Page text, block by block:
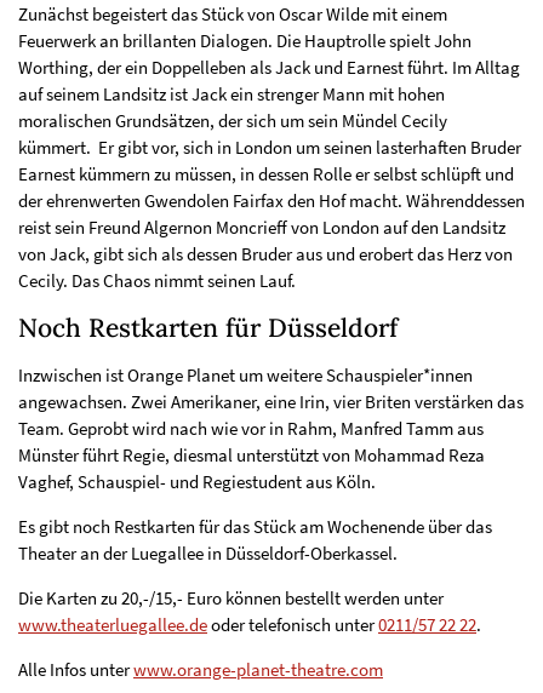
Zunächst begeistert das Stück von Oscar Wilde mit einem
Feuerwerk an brillanten Dialogen. Die Hauptrolle spielt John
Worthing, der ein Doppelleben als Jack und Earnest führt. Im Alltag
auf seinem Landsitz ist Jack ein strenger Mann mit hohen
moralischen Grundsätzen, der sich um sein Mündel Cecily
kümmert. Er gibt vor, sich in London um seinen lasterhaften Bruder
Earnest kümmern zu müssen, in dessen Rolle er selbst schlüpft und
der ehrenwerten Gwendolen Fairfax den Hof macht. Währenddessen
reist sein Freund Algernon Moncrieff von London auf den Landsitz
von Jack, gibt sich als dessen Bruder aus und erobert das Herz von
Cecily. Das Chaos nimmt seinen Lauf.
Noch Restkarten für Düsseldorf
Inzwischen ist Orange Planet um weitere Schauspieler*innen
angewachsen. Zwei Amerikaner, eine Irin, vier Briten verstärken das
Team. Geprobt wird nach wie vor in Rahm, Manfred Tamm aus
Münster führt Regie, diesmal unterstützt von Mohammad Reza
Vaghef, Schauspiel- und Regiestudent aus Köln.
Es gibt noch Restkarten für das Stück am Wochenende über das
Theater an der Luegallee in Düsseldorf-Oberkassel.
Die Karten zu 20,-/15,- Euro können bestellt werden unter
www.theaterluegallee.deoder telefonisch unter0211/57 22 22.
Alle Infos unterwww.orange-planet-theatre.com